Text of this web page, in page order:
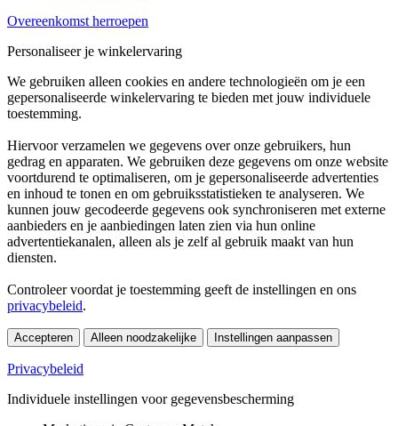
Overeenkomst herroepen
Personaliseer je winkelervaring
We gebruiken alleen cookies en andere technologieën om je een
gepersonaliseerde winkelervaring te bieden met jouw individuele
toestemming.
Hiervoor verzamelen we gegevens over onze gebruikers, hun
gedrag en apparaten. We gebruiken deze gegevens om onze website
voortdurend te optimaliseren, om je gepersonaliseerde advertenties
en inhoud te tonen en om gebruiksstatistieken te analyseren. We
kunnen jouw gecodeerde gegevens ook synchroniseren met externe
aanbieders en je aanbiedingen laten zien via hun online
advertentiekanalen, alleen als je zelf al gebruik maakt van hun
diensten.
Controleer voordat je toestemming geeft de instellingen en ons
privacybeleid.
Accepteren Alleen noodzakelijke Instellingen aanpassen
Privacybeleid
Individuele instellingen voor gegevensbescherming